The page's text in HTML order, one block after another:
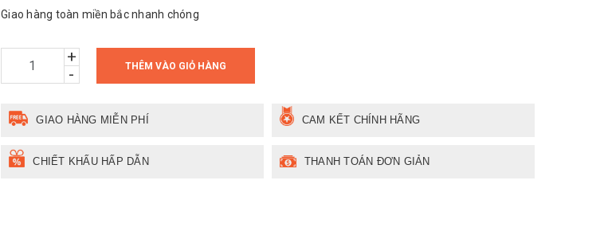
Giao hàng toàn miền bắc nhanh chóng
+
-
THÊM VÀO GIỎ HÀNG
GIAO HÀNG MIỄN PHÍ CAM KẾT CHÍNH HÃNG
CHIẾT KHẤU HẤP DẪN THANH TOÁN ĐƠN GIẢN